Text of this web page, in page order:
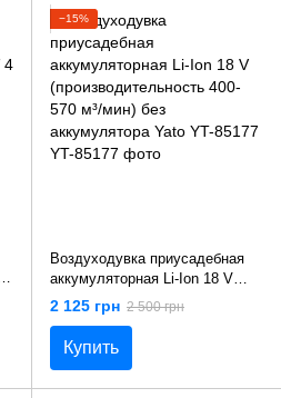
−15%
Воздуходувка приусадебная
аккумуляторная Li-Ion 18 V
(производительность 400-570
м³/мин) без аккумулятора Yato
YT-85177
2 125 грн 2 500 грн
Купить